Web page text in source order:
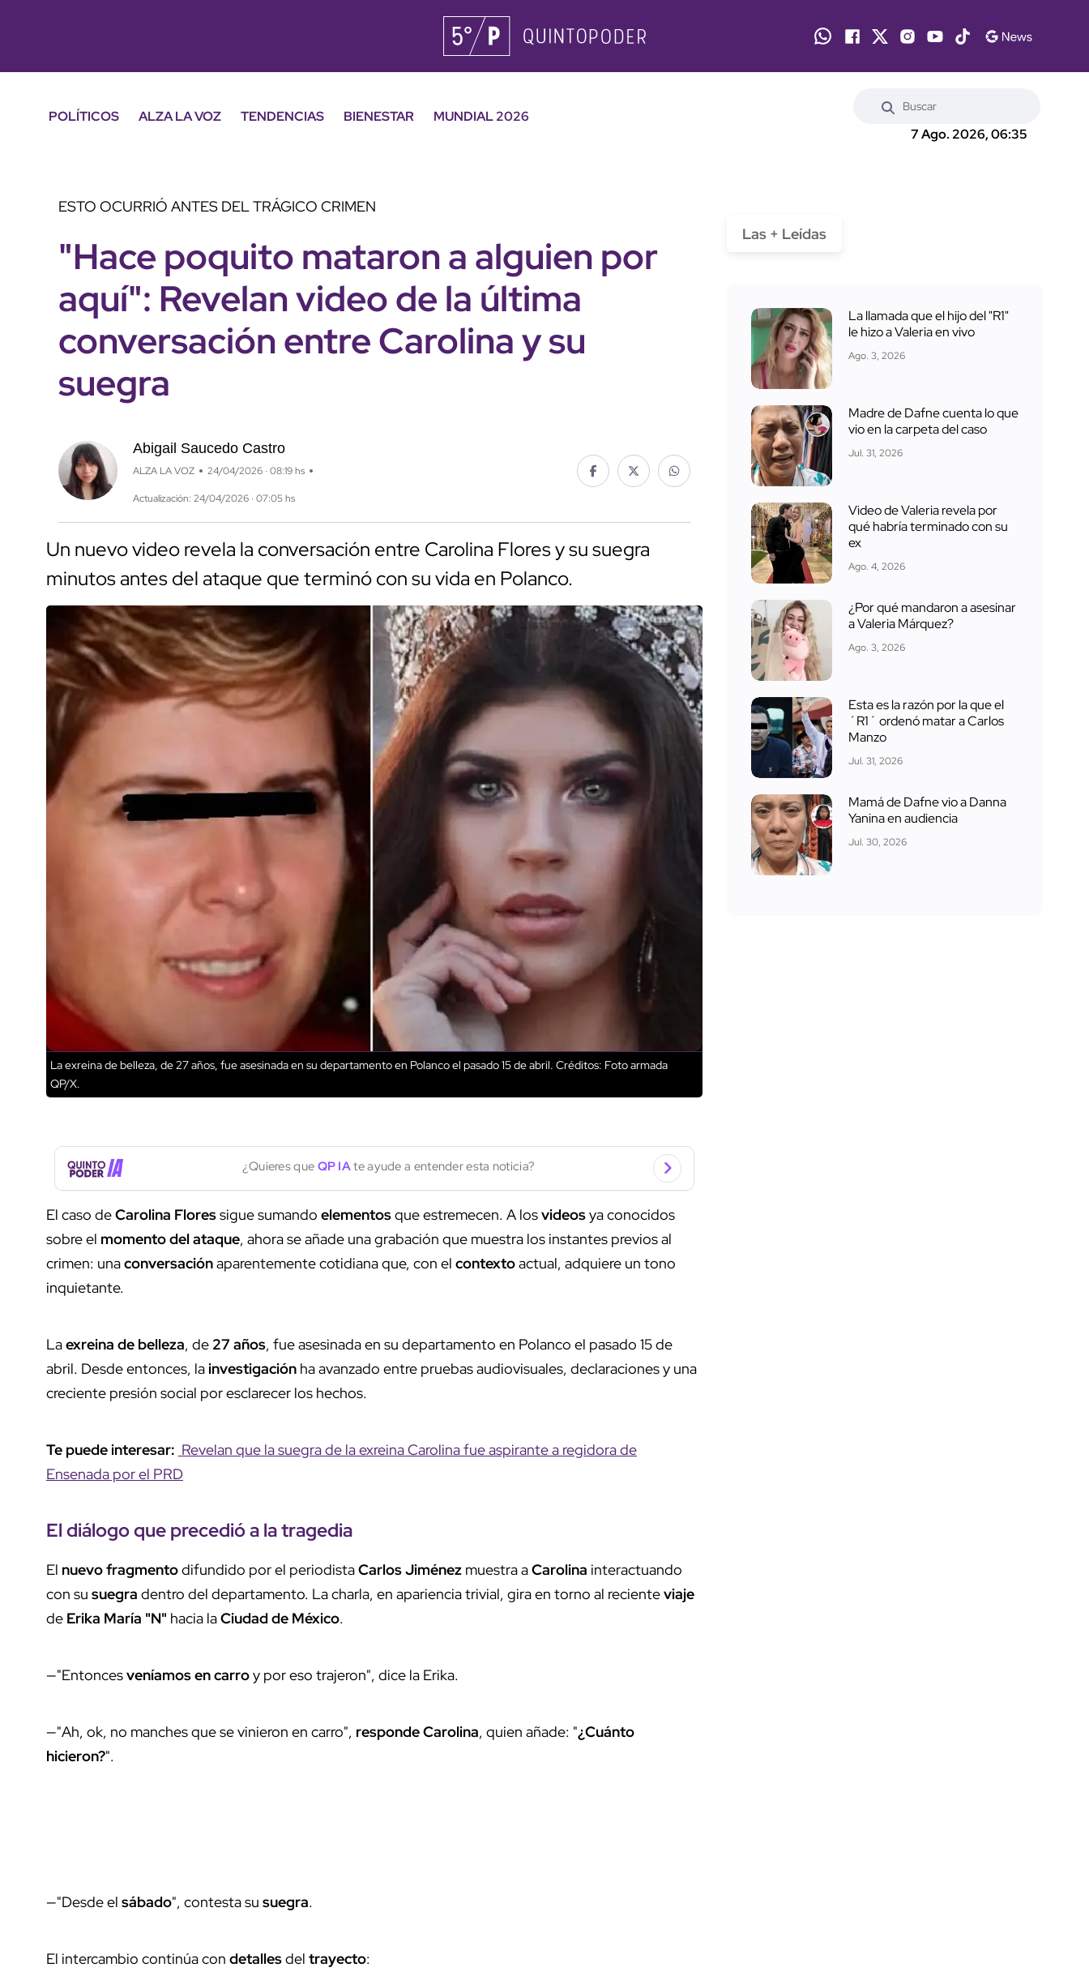
POLÍTICOS ALZA LA VOZ TENDENCIAS BIENESTAR
MUNDIAL 2026
7 Ago. 2026, 06:35
ESTO OCURRIÓ ANTES DEL TRÁGICO CRIMEN
"Hace poquito mataron a alguien por
aquí": Revelan video de la última
conversación entre Carolina y su
suegra
Abigail Saucedo Castro
ALZA LA VOZ 24/04/2026 · 08:19 hs
Actualización: 24/04/2026 · 07:05 hs
Un nuevo video revela la conversación entre Carolina Flores y su suegra
minutos antes del ataque que terminó con su vida en Polanco.
La exreina de belleza, de 27 años, fue asesinada en su departamento en Polanco el pasado 15 de abril. Créditos: Foto armada
QP/X.
¿Quieres que QP IAte ayude a entender esta noticia?
El caso deCarolina Floressigue sumando elementosque estremecen. A losvideosya conocidos
sobre el momento del ataque, ahora se añade una grabación que muestra los instantes previos al
crimen: unaconversaciónaparentemente cotidiana que, con el contextoactual, adquiere un tono
inquietante.
Laexreina de belleza, de 27 años, fue asesinada en su departamento en Polanco el pasado 15 de
abril. Desde entonces, lainvestigación ha avanzado entre pruebas audiovisuales, declaraciones y una
creciente presión social por esclarecer los hechos.
Te puede interesar: Revelan que la suegra de la exreina Carolina fue aspirante a regidora de
Ensenada por el PRD
Eldiálogoque precedió a latragedia
El nuevo fragmentodifundido por el periodistaCarlos Jiménez muestra aCarolina interactuando
con su suegra dentro del departamento. La charla, en apariencia trivial, gira en torno al recienteviaje
de Erika María "N" hacia laCiudad de México.
—"Entoncesveníamos en carroy por eso trajeron", dice la Erika.
—"Ah, ok, no manches que se vinieron en carro", respondeCarolina, quien añade: "¿Cuánto
hicieron?".
—"Desde el sábado", contesta su suegra.
El intercambio continúa con detallesdel trayecto:
Las + Leídas
La llamada que el hijo del "R1"
le hizo a Valeria en vivo
Ago. 3, 2026
Madre de Dafne cuenta lo que
vio en la carpeta del caso
Jul. 31, 2026
Video de Valeria revela por
qué habría terminado con su
ex
Ago. 4, 2026
¿Por qué mandaron a asesinar
a Valeria Márquez?
Ago. 3, 2026
Esta es la razón por la que el
´R1´ ordenó matar a Carlos
Manzo
Jul. 31, 2026
Mamá de Dafne vio a Danna
Yanina en audiencia
Jul. 30, 2026